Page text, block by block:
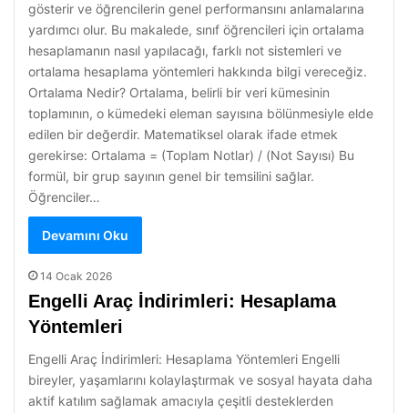
gösterir ve öğrencilerin genel performansını anlamalarına
yardımcı olur. Bu makalede, sınıf öğrencileri için ortalama
hesaplamanın nasıl yapılacağı, farklı not sistemleri ve
ortalama hesaplama yöntemleri hakkında bilgi vereceğiz.
Ortalama Nedir? Ortalama, belirli bir veri kümesinin
toplamının, o kümedeki eleman sayısına bölünmesiyle elde
edilen bir değerdir. Matematiksel olarak ifade etmek
gerekirse: Ortalama = (Toplam Notlar) / (Not Sayısı) Bu
formül, bir grup sayının genel bir temsilini sağlar.
Öğrenciler…
Devamını Oku
14 Ocak 2026
Engelli Araç İndirimleri: Hesaplama
Yöntemleri
Engelli Araç İndirimleri: Hesaplama Yöntemleri Engelli
bireyler, yaşamlarını kolaylaştırmak ve sosyal hayata daha
aktif katılım sağlamak amacıyla çeşitli desteklerden